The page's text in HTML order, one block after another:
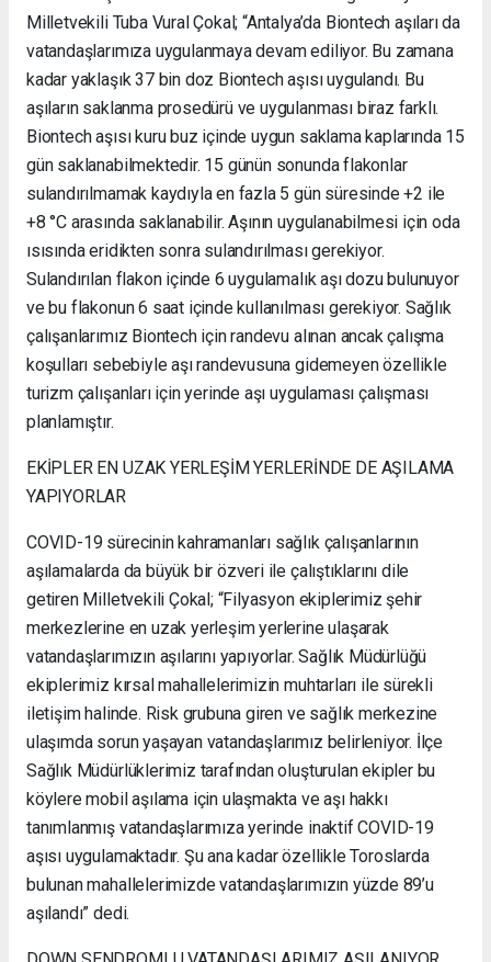
Milletvekili Tuba Vural Çokal; “Antalya’da Biontech aşıları da
vatandaşlarımıza uygulanmaya devam ediliyor. Bu zamana
kadar yaklaşık 37 bin doz Biontech aşısı uygulandı. Bu
aşıların saklanma prosedürü ve uygulanması biraz farklı.
Biontech aşısı kuru buz içinde uygun saklama kaplarında 15
gün saklanabilmektedir. 15 günün sonunda flakonlar
sulandırılmamak kaydıyla en fazla 5 gün süresinde +2 ile
+8 °C arasında saklanabilir. Aşının uygulanabilmesi için oda
ısısında eridikten sonra sulandırılması gerekiyor.
Sulandırılan flakon içinde 6 uygulamalık aşı dozu bulunuyor
ve bu flakonun 6 saat içinde kullanılması gerekiyor. Sağlık
çalışanlarımız Biontech için randevu alınan ancak çalışma
koşulları sebebiyle aşı randevusuna gidemeyen özellikle
turizm çalışanları için yerinde aşı uygulaması çalışması
planlamıştır.
EKİPLER EN UZAK YERLEŞİM YERLERİNDE DE AŞILAMA
YAPIYORLAR
COVID-19 sürecinin kahramanları sağlık çalışanlarının
aşılamalarda da büyük bir özveri ile çalıştıklarını dile
getiren Milletvekili Çokal; “Filyasyon ekiplerimiz şehir
merkezlerine en uzak yerleşim yerlerine ulaşarak
vatandaşlarımızın aşılarını yapıyorlar. Sağlık Müdürlüğü
ekiplerimiz kırsal mahallelerimizin muhtarları ile sürekli
iletişim halinde. Risk grubuna giren ve sağlık merkezine
ulaşımda sorun yaşayan vatandaşlarımız belirleniyor. İlçe
Sağlık Müdürlüklerimiz tarafından oluşturulan ekipler bu
köylere mobil aşılama için ulaşmakta ve aşı hakkı
tanımlanmış vatandaşlarımıza yerinde inaktif COVID-19
aşısı uygulamaktadır. Şu ana kadar özellikle Toroslarda
bulunan mahallelerimizde vatandaşlarımızın yüzde 89’u
aşılandı” dedi.